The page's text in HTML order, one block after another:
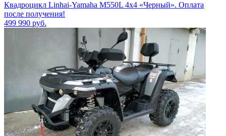
Квадроцикл Linhai-Yamaha M550L 4x4 «Черный». Оплата
после получения!
499 990 руб.